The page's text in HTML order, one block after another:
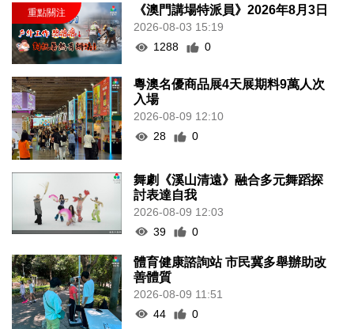
《澳門講場特派員》2026年8月3日
2026-08-03 15:19
1288
0
粵澳名優商品展4天展期料9萬人次
入場
2026-08-09 12:10
28
0
舞劇《溪山清遠》融合多元舞蹈探
討表達自我
2026-08-09 12:03
39
0
體育健康諮詢站 市民冀多舉辦助改
善體質
2026-08-09 11:51
44
0